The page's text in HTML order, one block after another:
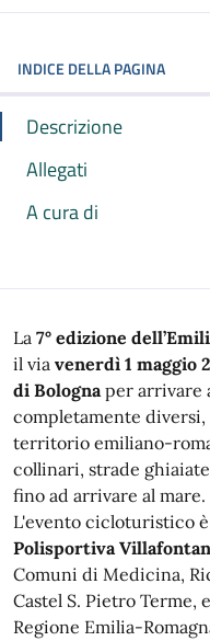
INDICE DELLA PAGINA
Descrizione
Allegati
A cura di
La 7° edizione
il via venerdì 1 maggio
di Bolognaper arrivare
completamente
territorio emiliano-
collinari, strade
fino ad arrivare al mare.
L'evento cicloturistico
Polisportiva
Comuni di Medicina,
Castel S. Pietro
Regione Emilia-